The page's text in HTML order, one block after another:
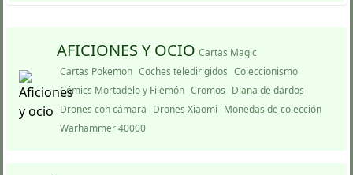
AFICIONES Y OCIO Cartas Magic
Cartas Pokemon Coches teledirigidos Coleccionismo
Cómics Mortadelo y Filemón Cromos Diana de dardos
Drones con cámara Drones Xiaomi Monedas de colección
Warhammer 40000